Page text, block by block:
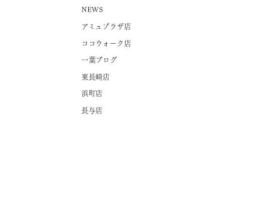
NEWS
アミュプラザ店
ココウォーク店
一葉ブログ
東長崎店
浜町店
長与店